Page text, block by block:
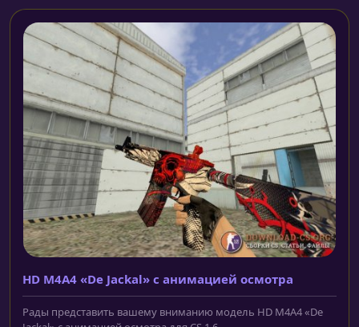
HD M4A4 «De Jackal» с анимацией осмотра
Рады представить вашему вниманию модель HD M4A4 «De